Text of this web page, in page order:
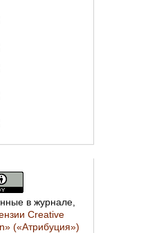
в журнале,
Creative
(«Атрибуция»)